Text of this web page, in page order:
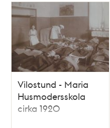
Vilostund - Maria
Husmodersskola
cirka 1920